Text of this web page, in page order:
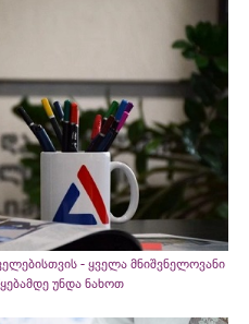
- ყველა მნიშვნელოვანი
უნდა ნახოთ